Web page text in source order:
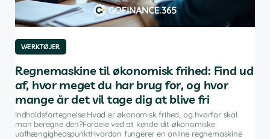
VÆRKTØJER
Regnemaskine til økonomisk frihed: Find ud
af, hvor meget du har brug for, og hvor
mange år det vil tage dig at blive fri
Indholdsfortegnelse:Hvad er økonomisk frihed, og hvorfor skal
man beregne den?Fordele ved at kende dit økonomiske
uafhængighedspunktHvordan fungerer en online regnemaskine